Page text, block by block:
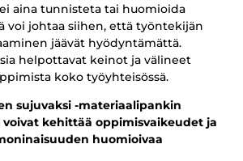
aina tunnisteta tai huomioida
voi johtaa siihen, että työntekijän
jäävät hyödyntämättä.
helpottavat keinot ja välineet
koko työyhteisössä.
sujuvaksi -materiaalipankin
kehittää oppimisvaikeudet ja
huomioivaa